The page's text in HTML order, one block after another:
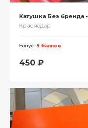
Катушка Без бренда -
Краснодар
Бонус: 9 баллов
450 ₽